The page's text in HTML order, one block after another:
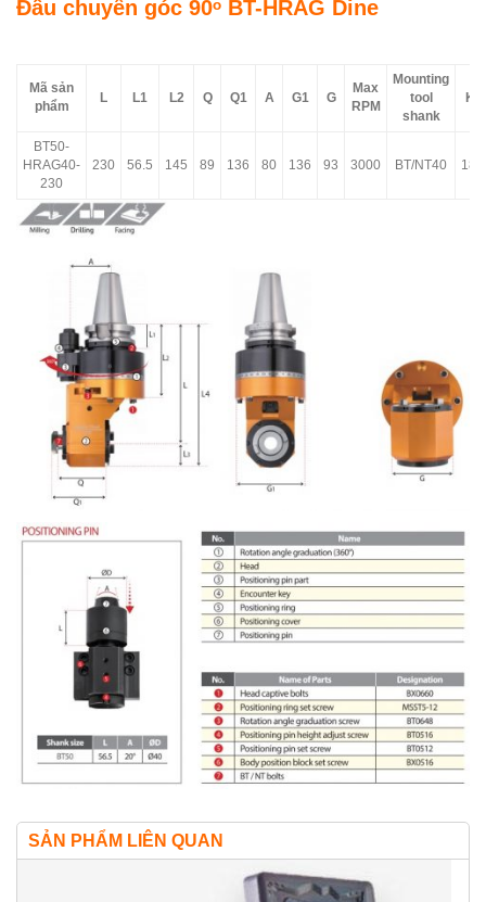
Đầu chuyển góc 90ᵒ BT-HRAG Dine
Mã sản
phẩm
L L1 L2 Q Q1 A G1 G
Max
RPM
Mounting
tool
shank
Kg
BT50-
HRAG40-
230
230 56.5 145 89 136 80 136 93 3000 BT/NT40 18.2
SẢN PHẨM LIÊN QUAN